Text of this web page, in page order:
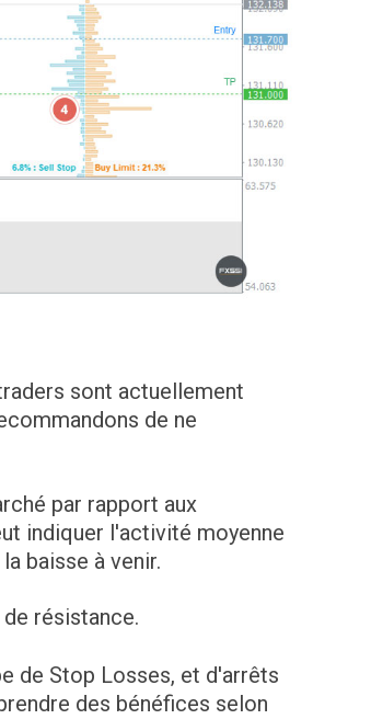
sont actuellement
de ne
par rapport aux
indiquer l'activité moyenne
baisse à venir.
résistance.
de Stop Losses, et d'arrêts
des bénéfices selon